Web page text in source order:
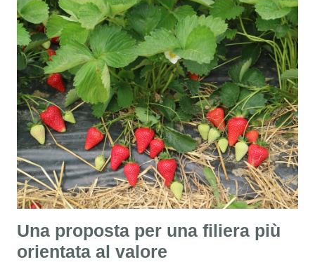
Una proposta per una filiera più
orientata al valore